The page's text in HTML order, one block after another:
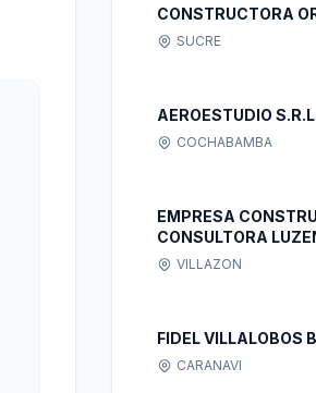
SUCRE
AEROESTUDIO
COCHABAMBA
EMPRESA
CONSULTORA
VILLAZON
FIDEL VILLALOBOS
CARANAVI